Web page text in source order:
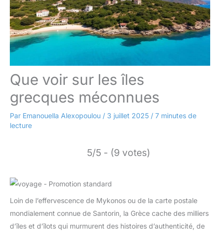
Que voir sur les îles
grecques méconnues
Par Emanouella Alexopoulou / 3 juillet 2025 / 7 minutes de
lecture
5/5 - (9 votes)
Loin de l’effervescence de Mykonos ou de la carte postale
mondialement connue de Santorin, la Grèce cache des milliers
d’îles et d’îlots qui murmurent des histoires d’authenticité, de